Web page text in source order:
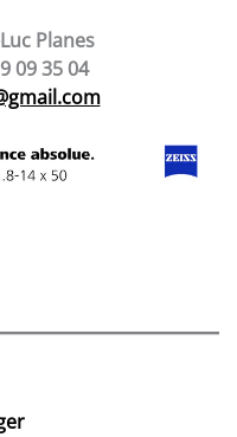
Planes
09 35 04